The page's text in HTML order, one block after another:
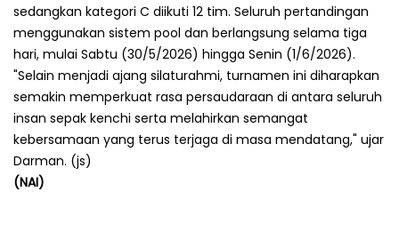
sedangkan kategori C diikuti 12 tim. Seluruh pertandingan
menggunakan sistem pool dan berlangsung selama tiga
hari, mulai Sabtu (30/5/2026) hingga Senin (1/6/2026).
"Selain menjadi ajang silaturahmi, turnamen ini diharapkan
semakin memperkuat rasa persaudaraan di antara seluruh
insan sepak kenchi serta melahirkan semangat
kebersamaan yang terus terjaga di masa mendatang," ujar
Darman. (js)
(NAI)